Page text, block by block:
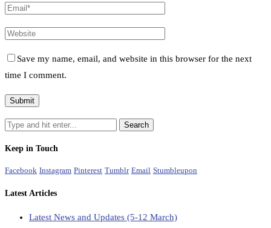
Save my name, email, and website in this browser for the next
time I comment.
Keep in Touch
Facebook Instagram Pinterest Tumblr Email Stumbleupon
Latest Articles
Latest News and Updates (5-12 March)